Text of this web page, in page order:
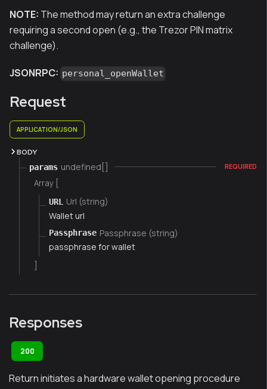
NOTE: The method may return an extra challenge
requiring a second open (e.g., the Trezor PIN matrix
challenge).
JSONRPC: personal_openWallet
Request
APPLICATION/JSON
BODY
params undefined[] REQUIRED
Array [
URL
Url (string)
Wallet url
Passphrase Passphrase (string)
passphrase for wallet
Responses
200
Return initiates a hardware wallet opening procedure